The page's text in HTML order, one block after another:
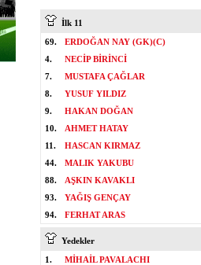
İlk 11
69.
ERDOĞAN NAY (GK)(C)
4.
NECİP BİRİNCİ
7.
MUSTAFA ÇAĞLAR
8.
YUSUF YILDIZ
9.
HAKAN DOĞAN
10.
AHMET HATAY
11.
HASCAN KIRMAZ
44.
MALIK YAKUBU
88.
AŞKIN KAVAKLI
93.
YAĞIŞ GENÇAY
94.
FERHAT ARAS
Yedekler
1.
MİHAİL PAVALACHI